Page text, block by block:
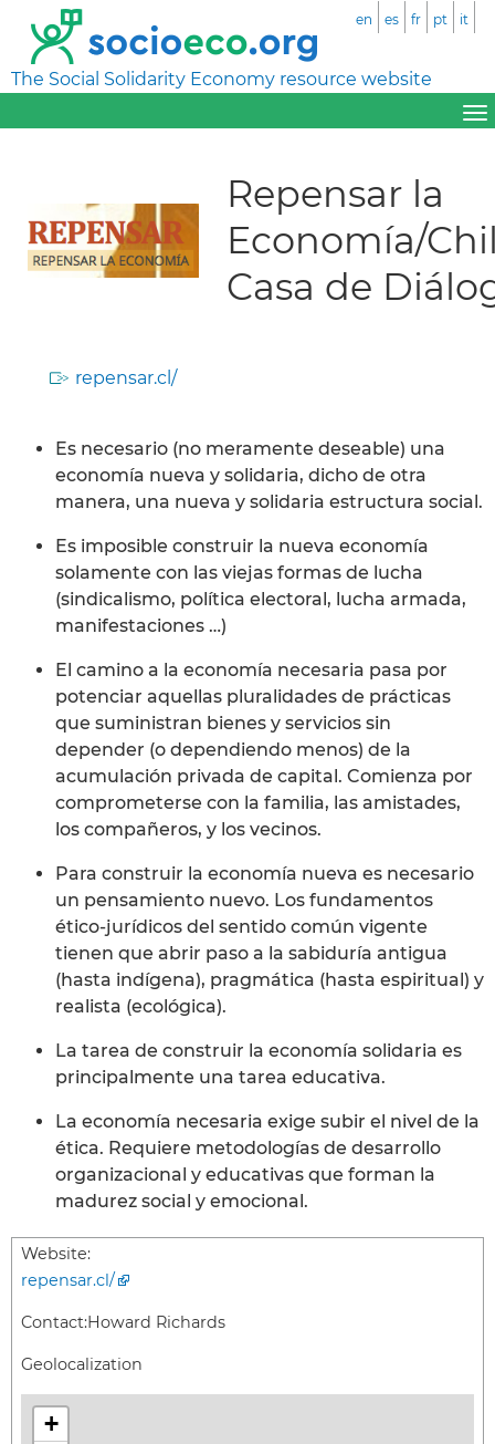
The Social Solidarity Economy resource website
en es fr pt it
Repensar la
Economía/
Casa de
repensar.cl/
Es necesario (no meramente deseable) una
economía nueva y solidaria, dicho de otra
manera, una nueva y solidaria estructura social.
Es imposible construir la nueva economía
solamente con las viejas formas de lucha
(sindicalismo, política electoral, lucha armada,
manifestaciones …)
El camino a la economía necesaria pasa por
potenciar aquellas pluralidades de prácticas
que suministran bienes y servicios sin
depender (o dependiendo menos) de la
acumulación privada de capital. Comienza por
comprometerse con la familia, las amistades,
los compañeros, y los vecinos.
Para construir la economía nueva es necesario
un pensamiento nuevo. Los fundamentos
ético-jurídicos del sentido común vigente
tienen que abrir paso a la sabiduría antigua
(hasta indígena), pragmática (hasta espiritual) y
realista (ecológica).
La tarea de construir la economía solidaria es
principalmente una tarea educativa.
La economía necesaria exige subir el nivel de la
ética. Requiere metodologías de desarrollo
organizacional y educativas que forman la
madurez social y emocional.
Website:
repensar.cl/
Contact:Howard Richards
Geolocalization
+